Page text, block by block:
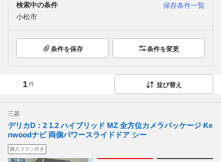
検索中の条件
保存条件一覧
小松市
条件を保存 条件を変更
1件 並び替え
三菱
デリカD：2 1.2 ハイブリッド MZ 全方位カメラパッケージ Ke
nwoodナビ 両側パワースライドドア シー
購入プラン付き